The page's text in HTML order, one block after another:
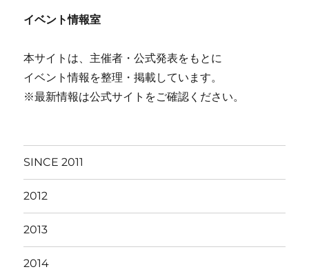
イベント情報室
本サイトは、主催者・公式発表をもとに
イベント情報を整理・掲載しています。
※最新情報は公式サイトをご確認ください。
SINCE 2011
2012
2013
2014